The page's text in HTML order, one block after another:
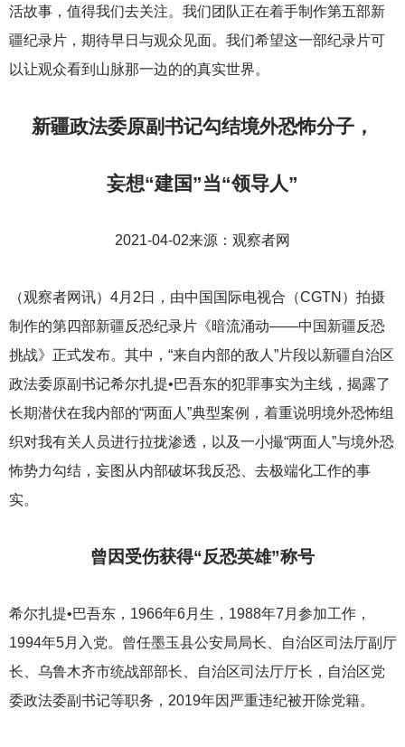
活故事，值得我们去关注。我们团队正在着手制作第五部新
疆纪录片，期待早日与观众见面。我们希望这一部纪录片可
以让观众看到山脉那一边的的真实世界。
新疆政法委原副书记勾结境外恐怖分子，
妄想“建国”当“领导人”
2021-04-02来源：观察者网
（观察者网讯）4月2日，由中国国际电视合（CGTN）拍摄
制作的第四部新疆反恐纪录片《暗流涌动——中国新疆反恐
挑战》正式发布。其中，“来自内部的敌人”片段以新疆自治区
政法委原副书记希尔扎提•巴吾东的犯罪事实为主线，揭露了
长期潜伏在我内部的“两面人”典型案例，着重说明境外恐怖组
织对我有关人员进行拉拢渗透，以及一小撮“两面人”与境外恐
怖势力勾结，妄图从内部破坏我反恐、去极端化工作的事
实。
曾因受伤获得“反恐英雄”称号
希尔扎提•巴吾东，1966年6月生，1988年7月参加工作，
1994年5月入党。曾任墨玉县公安局局长、自治区司法厅副厅
长、乌鲁木齐市统战部部长、自治区司法厅厅长，自治区党
委政法委副书记等职务，2019年因严重违纪被开除党籍。